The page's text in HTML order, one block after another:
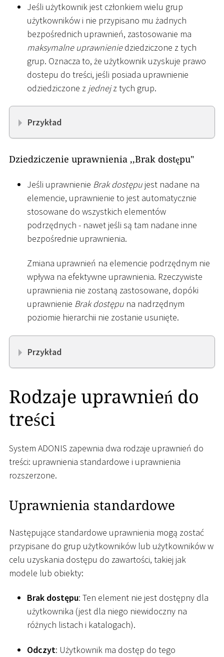
Jeśli użytkownik jest członkiem wielu grup
użytkowników i nie przypisano mu żadnych
bezpośrednich uprawnień, zastosowanie ma
maksymalne uprawnieniedziedziczone z tych
grup. Oznacza to, że użytkownik uzyskuje prawo
dostepu do treści, jeśli posiada uprawnienie
odziedziczone z jednejz tych grup.
Przykład
Dziedziczenie uprawnienia ,,Brak dostępu"
Jeśli uprawnienie Brak dostępu jest nadane na
elemencie, uprawnienie to jest automatycznie
stosowane do wszystkich elementów
podrzędnych - nawet jeśli są tam nadane inne
bezpośrednie uprawnienia.
Zmiana uprawnień na elemencie podrzędnym nie
wpływa na efektywne uprawnienia. Rzeczywiste
uprawnienia nie zostaną zastosowane, dopóki
uprawnienie Brak dostępu na nadrzędnym
poziomie hierarchii nie zostanie usunięte.
Przykład
Rodzaje uprawnień do
treści
System ADONIS zapewnia dwa rodzaje uprawnień do
treści: uprawnienia standardowe i uprawnienia
rozszerzone.
Uprawnienia standardowe
Następujące standardowe uprawnienia mogą zostać
przypisane do grup użytkowników lub użytkowników w
celu uzyskania dostępu do zawartości, takiej jak
modele lub obiekty:
Brak dostępu: Ten element nie jest dostępny dla
użytkownika (jest dla niego niewidoczny na
różnych listach i katalogach).
Odczyt: Użytkownik ma dostęp do tego